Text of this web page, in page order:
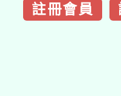
註冊會員